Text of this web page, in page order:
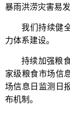
暴雨洪涝灾害易
我们持续健
力体系建设。
持续加强粮
家级粮食市场信
场信息日监测日
布机制。